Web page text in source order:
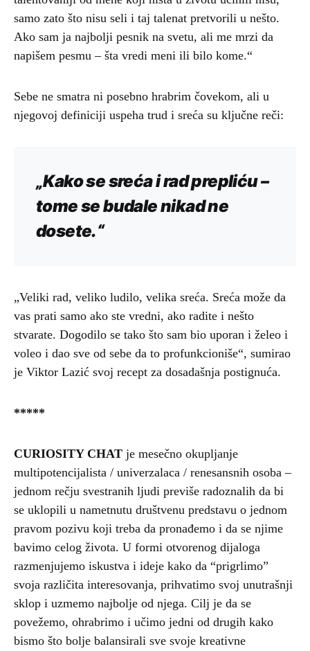
samo zato što nisu seli i taj talenat pretvorili u nešto.
Ako sam ja najbolji pesnik na svetu, ali me mrzi da
napišem pesmu – šta vredi meni ili bilo kome.“
Sebe ne smatra ni posebno hrabrim čovekom, ali u
njegovoj definiciji uspeha trud i sreća su ključne reči:
„Kako se sreća i rad prepliću –
tome se budale nikad ne
dosete.“
„Veliki rad, veliko ludilo, velika sreća. Sreća može da
vas prati samo ako ste vredni, ako radite i nešto
stvarate. Dogodilo se tako što sam bio uporan i želeo i
voleo i dao sve od sebe da to profunkcioniše“, sumirao
je Viktor Lazić svoj recept za dosadašnja postignuća.
*****
CURIOSITY CHAT je mesečno okupljanje
multipotencijalista / univerzalaca / renesansnih osoba –
jednom rečju svestranih ljudi previše radoznalih da bi
se uklopili u nametnutu društvenu predstavu o jednom
pravom pozivu koji treba da pronađemo i da se njime
bavimo celog života. U formi otvorenog dijaloga
razmenjujemo iskustva i ideje kako da “prigrlimo”
svoja različita interesovanja, prihvatimo svoj unutrašnji
sklop i uzmemo najbolje od njega. Cilj je da se
povežemo, ohrabrimo i učimo jedni od drugih kako
bismo što bolje balansirali sve svoje kreativne